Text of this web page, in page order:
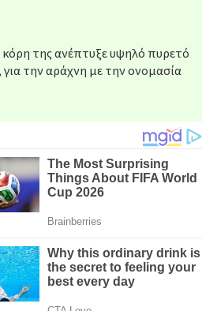
της ανέπτυξε υψηλό πυρετό
την αράχνη με την ονομασία